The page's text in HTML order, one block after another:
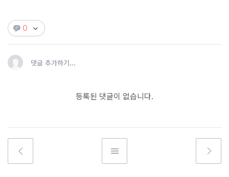
0
댓글 추가하기...
등록된 댓글이 없습니다.